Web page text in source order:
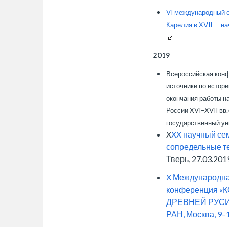
VI международный
Карелия в XVII —
2019
Всероссийская
источники по
окончания работы
России XVI–XVII
государственный
XXX научный
сопредельные
Тверь,
X
конференция
ДРЕВНЕЙ
РАН, Москва,